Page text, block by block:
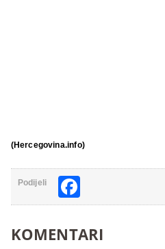
(Hercegovina.info)
Podijeli
KOMENTARI